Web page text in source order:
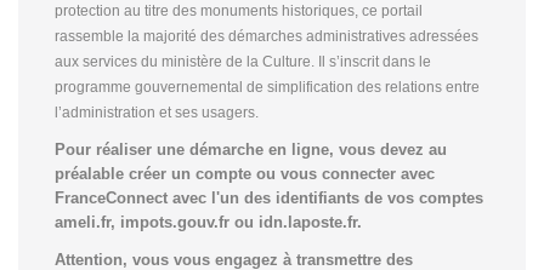
protection au titre des monuments historiques, ce portail
rassemble la majorité des démarches administratives adressées
aux services du ministère de la Culture. Il s’inscrit dans le
programme gouvernemental de simplification des relations entre
l’administration et ses usagers.
Pour réaliser une démarche en ligne, vous devez au
préalable créer un compte ou vous connecter avec
FranceConnect avec l'un des identifiants de vos comptes
ameli.fr, impots.gouv.fr ou idn.laposte.fr.
Attention, vous vous engagez à transmettre des